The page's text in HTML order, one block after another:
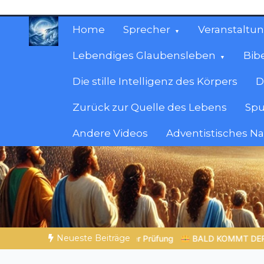
springen
Home Sprecher
Lebendiges Glaubensleben
Die stille Intelligenz des Körpers
Zurück zur Quelle des Lebens
Andere Videos Adventistisches
Christliche
Materialien, die stärken. Antworten, die
Neueste Beiträge
BALD KOMMT DER KÖNIG | 07.08.2026 |